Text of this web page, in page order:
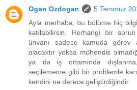
Ogan Ozdogan
5 Temmuz
Ayla merhaba, bu bölüme hiç
katılabilirsin. Herhangi bir
ünvanı sadece kamuda görev
olacaktır yoksa mühendis
ya da iş ortamında
seçilememe gibi bir problemle
kendini ne derece geliştirdiğindir.